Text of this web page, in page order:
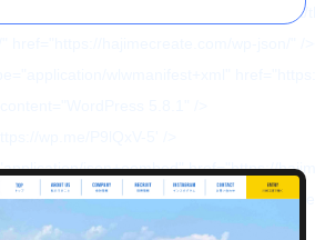
src='https://hajimecreate.com/wp-
wp.me/P9lQxV-5' />
json+oembed" href="https://
xml+oembed" href="https://
v0.wordpress.com'/>